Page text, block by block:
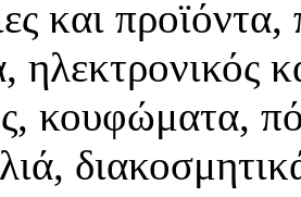
και
ηλεκτρονικός
κουφώματα,